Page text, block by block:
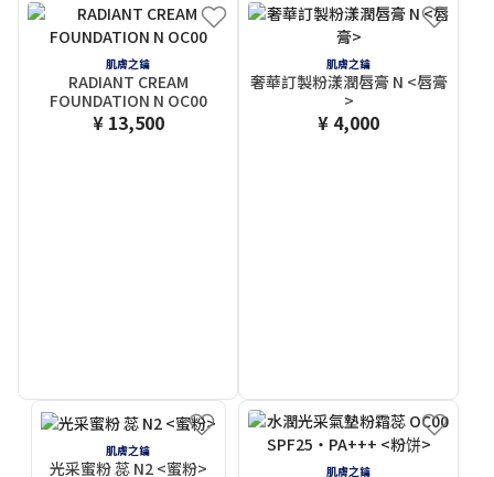
肌膚之鑰
RADIANT CREAM
FOUNDATION N OC00
¥ 13,500
肌膚之鑰
奢華訂製粉漾潤唇膏 N <唇膏
>
¥ 4,000
肌膚之鑰
光采蜜粉 蕊 N2 <蜜粉> 肌膚之鑰